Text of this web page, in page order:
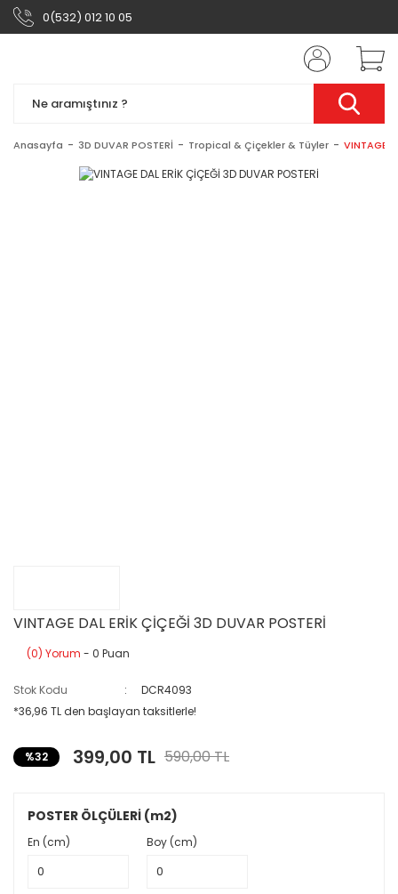
0(532) 012 10 05
Anasayfa 3D DUVAR POSTERİ Tropical & Çiçekler & Tüyler VINTAGE
VINTAGE DAL ERİK ÇİÇEĞİ 3D DUVAR POSTERİ
(0) Yorum - 0 Puan
Stok Kodu
DCR4093
*36,96 TL den başlayan taksitlerle!
%32 399,00 TL 590,00 TL
POSTER ÖLÇÜLERİ (m2)
En (cm) Boy (cm)